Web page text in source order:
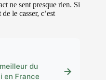
ne sent presque rien. Si
le casser, c’est
du
en France
→